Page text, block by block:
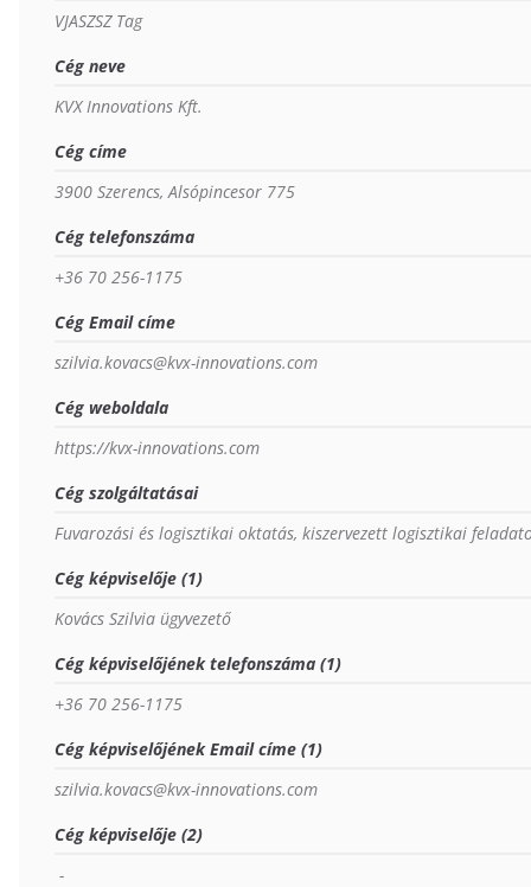
VJASZSZ Tag
Cég neve
KVX Innovations Kft.
Cég címe
3900 Szerencs, Alsópincesor 775
Cég telefonszáma
+36 70 256-1175
Cég Email címe
szilvia.kovacs@kvx-innovations.com
Cég weboldala
https://kvx-innovations.com
Cég szolgáltatásai
Fuvarozási és logisztikai oktatás, kiszervezett logisztikai
Cég képviselője (1)
Kovács Szilvia ügyvezető
Cég képviselőjének telefonszáma (1)
+36 70 256-1175
Cég képviselőjének Email címe (1)
szilvia.kovacs@kvx-innovations.com
Cég képviselője (2)
-